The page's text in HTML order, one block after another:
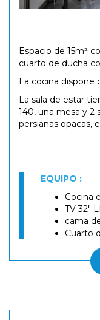
Espacio de 15m²
cuarto de ducha
La cocina dispone
La sala de estar
140, una mesa y 2
persianas opacas,
EQUIPO :
Cocina
TV 32"
cama
Cuarto